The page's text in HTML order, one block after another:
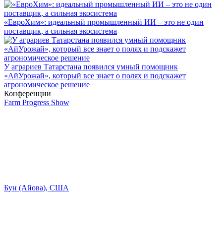
«ЕвроХим»: идеальный промышленный ИИ – это не один
поставщик, а сильная экосистема
У аграриев Татарстана появился умный помощник
«АйУрожай», который все знает о полях и подскажет
агрономическое решение
Конференции
Farm Progress Show
Бун (Айова), США